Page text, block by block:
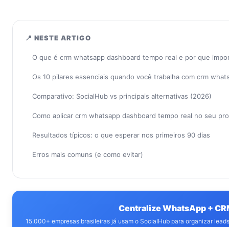
📍 NESTE ARTIGO
O que é crm whatsapp dashboard tempo real e por que
Os 10 pilares essenciais quando você trabalha com crm
Comparativo: SocialHub vs principais alternativas (2026)
Como aplicar crm whatsapp dashboard tempo real no seu
Resultados típicos: o que esperar nos primeiros 90 dias
Erros mais comuns (e como evitar)
Centralize WhatsApp +
15.000+ empresas brasileiras já usam o SocialHub para organizar